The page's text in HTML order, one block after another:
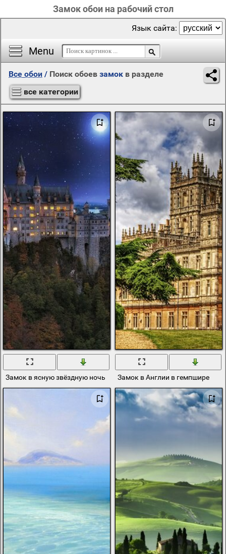
Замок обои на рабочий стол
Menu
Язык сайта:
Все обои / Поиск обоев замок в разделе
все категории
Замок в ясную звёздную ночь Замок в Англии в гемпшире